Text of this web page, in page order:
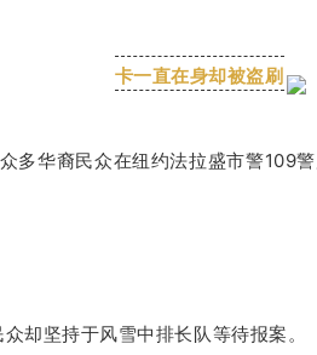
卡一直在身却被盗刷
多华裔民众在纽约法拉盛市警109
却坚持于风雪中排长队等待报案。